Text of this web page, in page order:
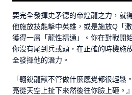
要完全發揮史矛德的帝煌龍之力，就
他施放技能擊中英雄，或是施放Q「
獲得一層「龍性精通」。你在對戰開
你沒有尾到兵或頭，在正確的時機施
全發揮他的潛力。
「翱銳龍獸不管做什麼感覺都很輕鬆
亮從天空上扯下來然後往你臉上砸。